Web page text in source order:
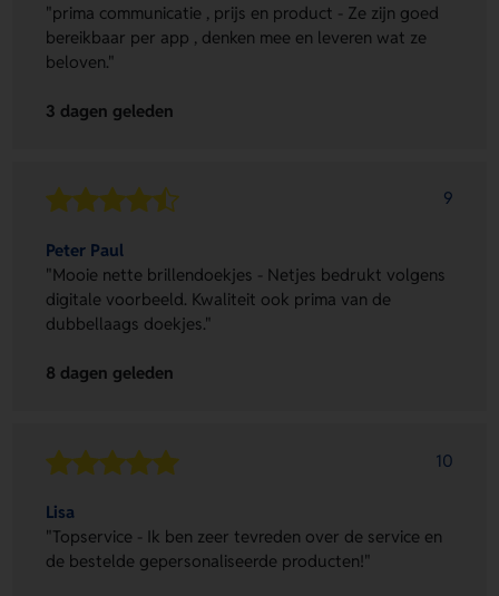
"prima communicatie , prijs en product - Ze zijn goed
bereikbaar per app , denken mee en leveren wat ze
beloven."
3 dagen geleden
9
Peter Paul
"Mooie nette brillendoekjes - Netjes bedrukt volgens
digitale voorbeeld. Kwaliteit ook prima van de
dubbellaags doekjes."
8 dagen geleden
10
Lisa
"Topservice - Ik ben zeer tevreden over de service en
de bestelde gepersonaliseerde producten!"